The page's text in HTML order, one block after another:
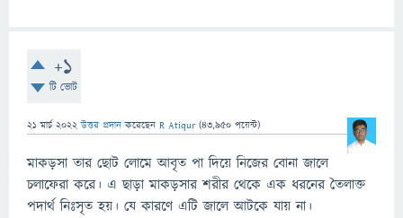
+1
টি ভোট
21 মার্চ 2022 উত্তর প্রদান করেছেন R Atiqur (43,950 পয়েন্ট)
মাকড়সা তার ছোট লোমে আবৃত পা দিয়ে নিজের বোনা জালে
চলাফেরা করে। এ ছাড়া মাকড়সার শরীর থেকে এক ধরনের তৈলাক্ত
পদার্থ নিঃসৃত হয়। যে কারণে এটি জালে আটকে যায় না।